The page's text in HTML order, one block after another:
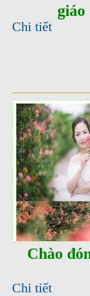
Chi tiết
Chào
Chi tiết